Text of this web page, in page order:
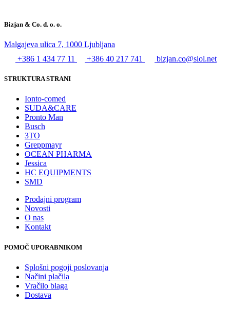
Bizjan & Co. d. o. o.
Malgajeva ulica 7, 1000 Ljubljana
+386 1 434 77 11
+386 40 217 741 bizjan.co@siol.net
STRUKTURA STRANI
Ionto-comed
SUDA&CARE
Pronto Man
Busch
3TO
Greppmayr
OCEAN PHARMA
Jessica
HC EQUIPMENTS
SMD
Prodajni program
Novosti
O nas
Kontakt
POMOČ UPORABNIKOM
Splošni pogoji poslovanja
Načini plačila
Vračilo blaga
Dostava